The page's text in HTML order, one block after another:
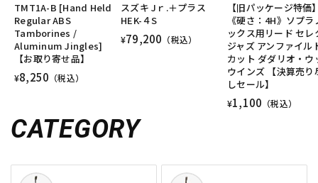
TMT1A-B [Hand Held
Regular ABS
Tamborines /
Aluminum Jingles]
【お取り寄せ品】
¥8,250 （税込）
スズキ Jｒ.＋プラス
HEK-４S
¥79,200 （税込）
【旧パッケージ特価
《硬さ：4H》ソプラ
ックス用リード セレ
ジャズ アンファイル
カット ダダリオ・ウ
ウインズ 【決算売り
しセール】
¥1,100 （税込）
CATEGORY